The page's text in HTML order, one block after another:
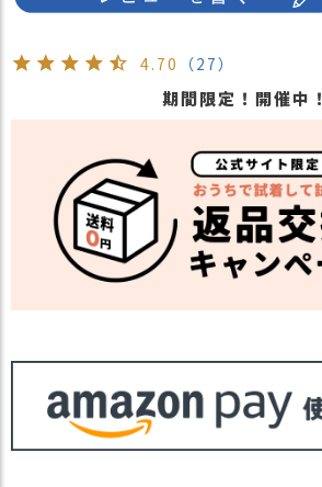
4.70 （27）
期間限定！開催中！